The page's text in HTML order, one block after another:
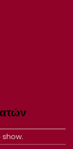
show.